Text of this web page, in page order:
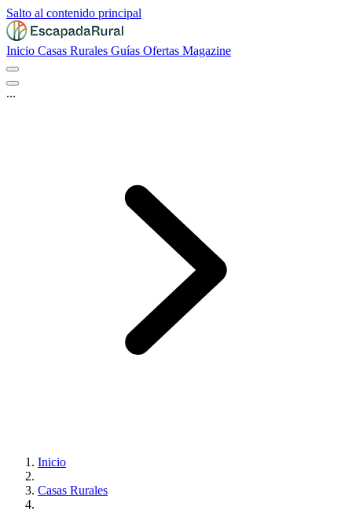
Salto al contenido principal
Inicio Casas Rurales Guías Ofertas Magazine
...
Inicio
Casas Rurales